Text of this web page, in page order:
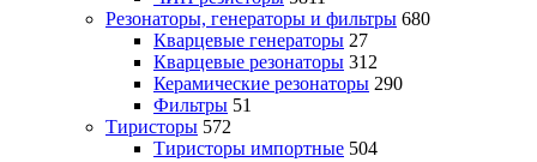
Резонаторы, генераторы и фильтры 680
Кварцевые генераторы 27
Кварцевые резонаторы 312
Керамические резонаторы 290
Фильтры 51
Тиристоры 572
Тиристоры импортные 504